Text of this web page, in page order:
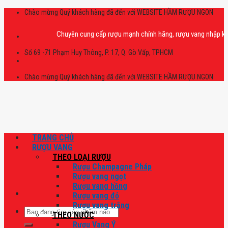
Skip
Chào mừng Quý khách hàng đã đến với WEBSITE HẦM RƯỢU NGON
Chuyên cung cấp rượu mạnh chính hãng, rượu vang nhập khẩu
Số 69 -71 Phạm Huy Thông, P. 17, Q. Gò Vấp, TPHCM
Chào mừng Quý khách hàng đã đến với WEBSITE HẦM RƯỢU NGON
Tìm
kiếm:
TRANG CHỦ
RƯỢU VANG
THEO LOẠI RƯỢU
Rượu Champagne Pháp
Rượu vang ngọt
Rượu vang hồng
Rượu vang đỏ
Rượu vang trắng
THEO NƯỚC
Rượu Vang Ý